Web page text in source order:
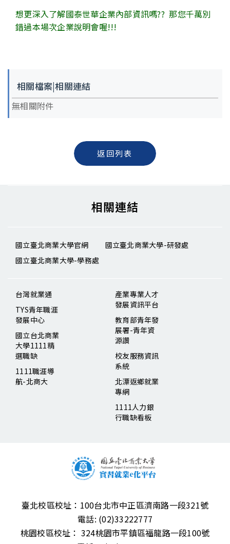
想更深入了解國泰世華企業內部資訊嗎?? 那您千萬別
錯過本場次企業說明會喔!!!
相關檔案|相關連結
無相關附件
返回列表
臺北校區校址： 100台北市中正區濟南路一段321號
電話: (02)33222777
桃園校區校址： 324桃園市平鎮區福龍路一段100號
相關連結
國立臺北商業大學官網
國立臺北商業大學-研發處
國立臺北商業大學-學務處
台灣就業通
TYS青年職涯
發展中心
國立台北商業
大學1111精
選職缺
1111職涯導
航-北商大
產業專業人才
發展資訊平台
教育部青年發
展署-青年資
源讚
校友服務資訊
系統
北漂返鄉就業
專網
1111人力銀
行職缺看板